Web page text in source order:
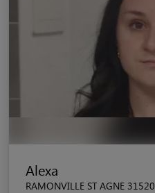
Alexa
RAMONVILLE ST AGNE 31520